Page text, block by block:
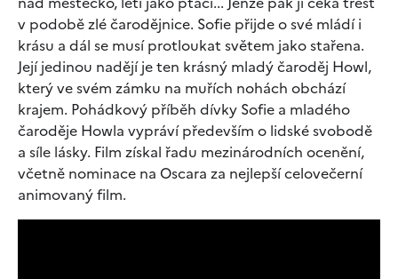
v podobě zlé čarodějnice. Sofie přijde o své mládí i
krásu a dál se musí protloukat světem jako stařena.
Její jedinou nadějí je ten krásný mladý čaroděj Howl,
který ve svém zámku na muřích nohách obchází
krajem. Pohádkový příběh dívky Sofie a mladého
čaroděje Howla vypráví především o lidské svobodě
a síle lásky. Film získal řadu mezinárodních ocenění,
včetně nominace na Oscara za nejlepší celovečerní
animovaný film.